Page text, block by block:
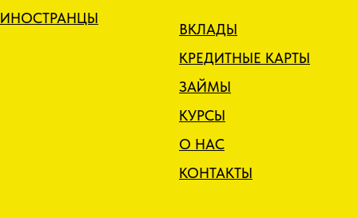
ИНОСТРАНЦЫ
ВКЛАДЫ
КРЕДИТНЫЕ КАРТЫ
ЗАЙМЫ
КУРСЫ
О НАС
КОНТАКТЫ